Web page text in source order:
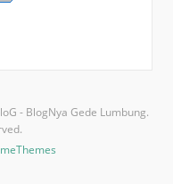
- BlogNya Gede Lumbung.